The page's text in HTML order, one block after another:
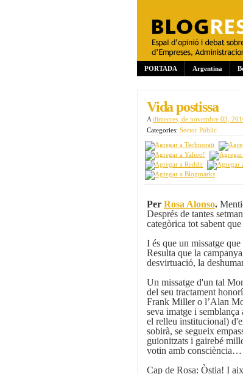
PORTADA Argentina
Vida postissa
A dimecres, de novembre 03,
Categories: Sector Públic
Per Rosa Alonso.
Després de tantes
categòrica tot sabent
I és que un missatge
Resulta que la
desvirtuació, la
Un missatge d'un tal
del seu tractament
Frank Miller o l’Alan
seva imatge i
el relleu institucional)
sobirà, se segueix
guionitzats i gairebé
votin amb consciència…
Cap de Rosa: Òstia! I